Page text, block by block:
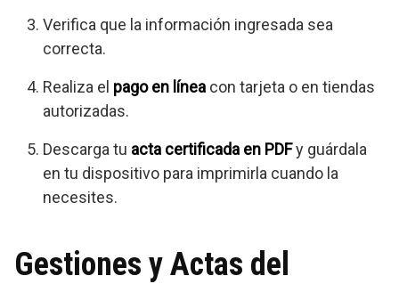
Verifica que la información ingresada sea
correcta.
Realiza el pago en línea con tarjeta o en tiendas
autorizadas.
Descarga tu acta certificada en PDFy guárdala
en tu dispositivo para imprimirla cuando la
necesites.
Gestiones y Actas del